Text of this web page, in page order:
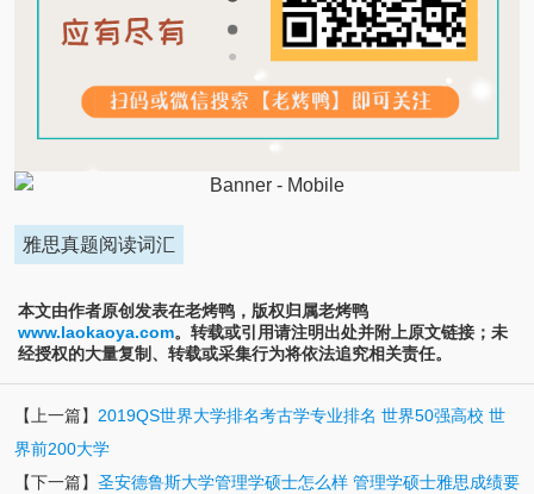
雅思真题阅读词汇
本文由作者原创发表在老烤鸭，版权归属老烤鸭
www.laokaoya.com。转载或引用请注明出处并附上原文链接；未
经授权的大量复制、转载或采集行为将依法追究相关责任。
【上一篇】 2019QS世界大学排名考古学专业排名 世界50强高校 世
界前200大学
【下一篇】 圣安德鲁斯大学管理学硕士怎么样 管理学硕士雅思成绩要